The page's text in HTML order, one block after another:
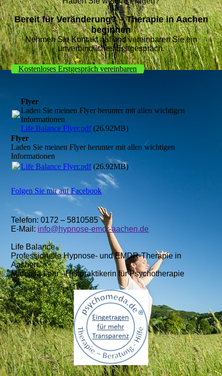
Bereit für Veränderung? – Therapie in Aachen
beginnen
Nehmen Sie Kontakt auf und vereinbaren Sie ein
unverbindliches Erstgespräch.
Kostenloses Erstgespräch vereinbaren
Flyer
Laden Sie meinen Flyer herunter mit allen wichtigen
Informationen
Life Balance Flyer.pdf(26.92MB)
Flyer
Laden Sie meinen Flyer herunter mit allen wichtigen
Informationen
Life Balance Flyer.pdf(26.92MB)
Folgen Sie mir auf Facebook
Telefon: 0172 – 5810585
E-Mail: info@hypnose-emdr-aachen.de
Life Balance
Professionelle Hypnose- und EMDR-Therapie in
Aachen.
Marcella Lohr - Heilpraktikerin für Psychotherapie